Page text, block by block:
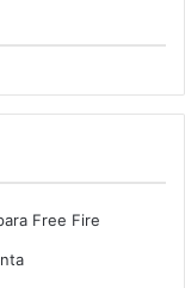
Free Fire